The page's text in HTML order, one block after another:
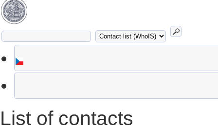
List of contacts